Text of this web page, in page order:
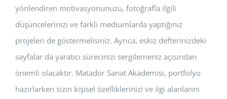
yönlendiren motivasyonunuzu, fotoğrafla ilgili
düşüncelerinizi ve farklı mediumlarda yaptığınız
projeleri de göstermelisiniz. Ayrıca, eskiz defterinizdeki
sayfalar da yaratıcı sürecinizi sergilemeniz açısından
önemli olacaktır. Matador Sanat Akademisi, portfolyo
hazırlarken sizin kişisel özelliklerinizi ve ilgi alanlarını